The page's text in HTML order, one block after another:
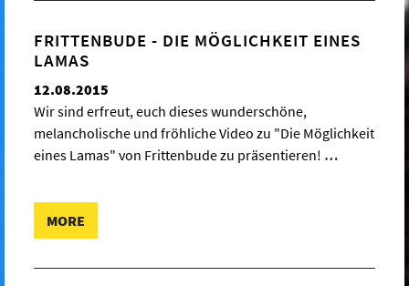
FRITTENBUDE - DIE MÖGLICHKEIT EINES
LAMAS
12.08.2015
Wir sind erfreut, euch dieses wunderschöne,
melancholische und fröhliche Video zu "Die Möglichkeit
eines Lamas" von Frittenbude zu präsentieren! …
MORE